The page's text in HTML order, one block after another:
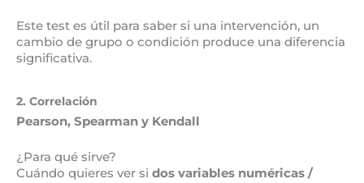
Este test es útil para saber si una intervención, un
cambio de grupo o condición produce una diferencia
significativa.
2. Correlación
Pearson, Spearman y Kendall
¿Para qué sirve?
Cuándo quieres ver si dos variables numéricas /